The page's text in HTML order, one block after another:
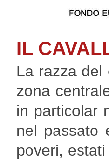
IL
La razza del
zona
in particolar
nel passato
poveri,